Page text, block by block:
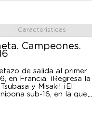
Características
Campeones.
de salida al primer
en Francia. ¡Regresa la
y Misaki! ¡El
sub-16, en la que
y Misugi, no es otro
casi